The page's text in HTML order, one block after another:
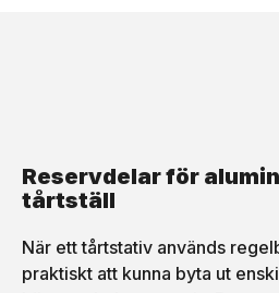
Reservdelar för
tårtställ
När ett tårtstativ används
praktiskt att kunna byta ut